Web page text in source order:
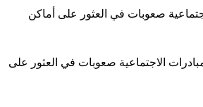
صعوبات في العثور على أماكن
الاجتماعية صعوبات في العثور على